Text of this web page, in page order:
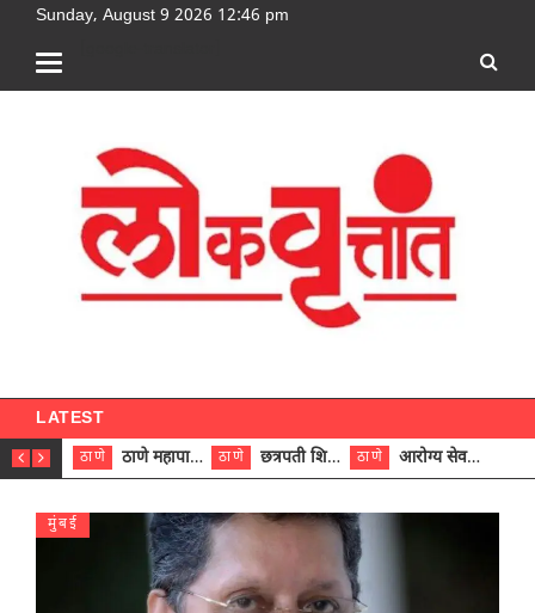
Sunday, August 9 2026 12:46 pm
LATEST
ठाणे ठाणे महापालिकेच्या नऊ प्रभाग समित्यांवर अध्यक्ष विराजमान ठाणे छत्रपती शिवाजी महाराज रुग्णालयात दुर्मिळ ट्युमरची यशस्वी शस्त्रक्रिया ठाणे आरोग्य सेवक (पुरुष) पदावरून ११ कर्मचाऱ्यांना आरोग्य सहाय्यक (पुरुष) पदावर पदोन्नती; मुख्य कार्यकारी अधिकारी रणजित यादव यांच्या हस्ते आदेश वितरण
मुंबई